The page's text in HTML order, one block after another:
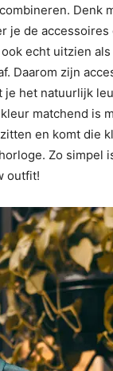
Denk
je de
echt uitzien
Daarom zijn
het natuurlijk
matchend is
en komt die
Zo simpel
outfit!